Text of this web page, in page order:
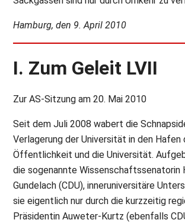
Hamburg, den 9. April 2010
I. Zum Geleit LVII
Zur AS-Sitzung am 20. Mai 2010
Seit dem Juli 2008 wabert die
Verlagerung der Universität in den Hafen
Öffentlichkeit und die Universität.
die sogenannte Wissenschaftssenatorin
Gundelach (CDU), inneruniversitäre
sie eigentlich nur durch die kurzzeitig
Präsidentin Auweter-Kurtz (ebenfalls